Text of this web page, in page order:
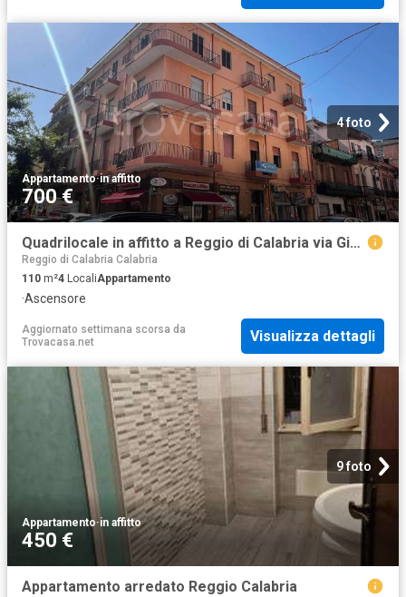
4 foto
Appartamento·in affitto
700 €
Quadrilocale in affitto a Reggio di Calabria via Giuseppe de Nava, Pineta Zerbi
Reggio di Calabria Calabria
110 m²4 LocaliAppartamento
·Ascensore
Aggiornato settimana scorsa da
Trovacasa.net
Visualizza dettagli
9 foto
Appartamento·in affitto
450 €
Appartamento arredato Reggio Calabria